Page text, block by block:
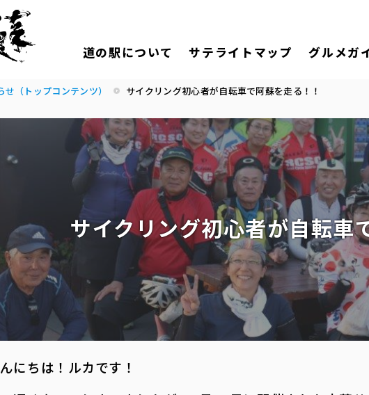
道の駅について サテライトマップ グルメガ
せ（トップコンテンツ） サイクリング初心者が自転車で阿蘇を走る！！
サイクリング初心者が自転車
にちは！ルカです！